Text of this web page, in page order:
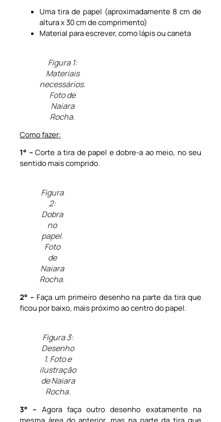
Uma tira de papel (aproximadamente 8 cm de
altura x 30 cm de comprimento)
Material para escrever, como lápis ou caneta
Figura 1:
Materiais
necessários.
Foto de
Naiara
Rocha.
Como fazer:
1° –Corte a tira de papel e dobre-a ao meio, no seu
sentido mais comprido.
Figura
2:
Dobra
no
papel.
Foto
de
Naiara
Rocha.
2° –Faça um primeiro desenho na parte da tira que
ficou por baixo, mais próximo ao centro do papel.
Figura 3:
Desenho
1. Foto e
ilustração
de Naiara
Rocha.
3° – Agora faça outro desenho exatamente na